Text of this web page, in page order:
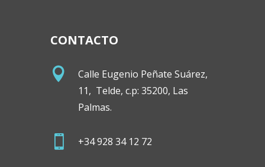
CONTACTO

Calle Eugenio Peñate Suárez,
11, Telde, c.p: 35200, Las
Palmas.
 +34 928 34 12 72